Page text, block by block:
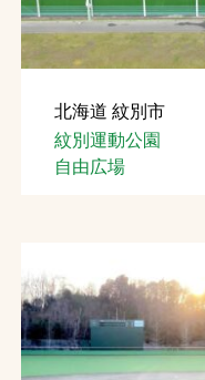
北海道 紋別市
紋別運動公園
自由広場